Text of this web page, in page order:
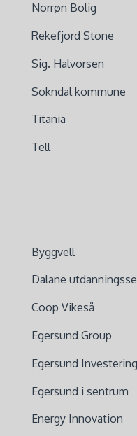
Norrøn Bolig
Rekefjord Stone
Sig. Halvorsen
Sokndal kommune
Titania
Tell
Byggvell
Dalane
Coop Vikeså
Egersund Group
Egersund
Egersund i sentrum
Energy Innovation